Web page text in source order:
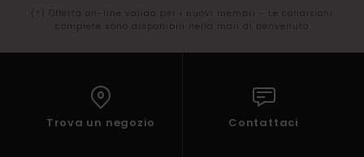
(*) Offerta on-line valida per i nuovi membri - Le condizioni
complete sono disponibili nella mail di benvenuto
Trova un negozio Contattaci